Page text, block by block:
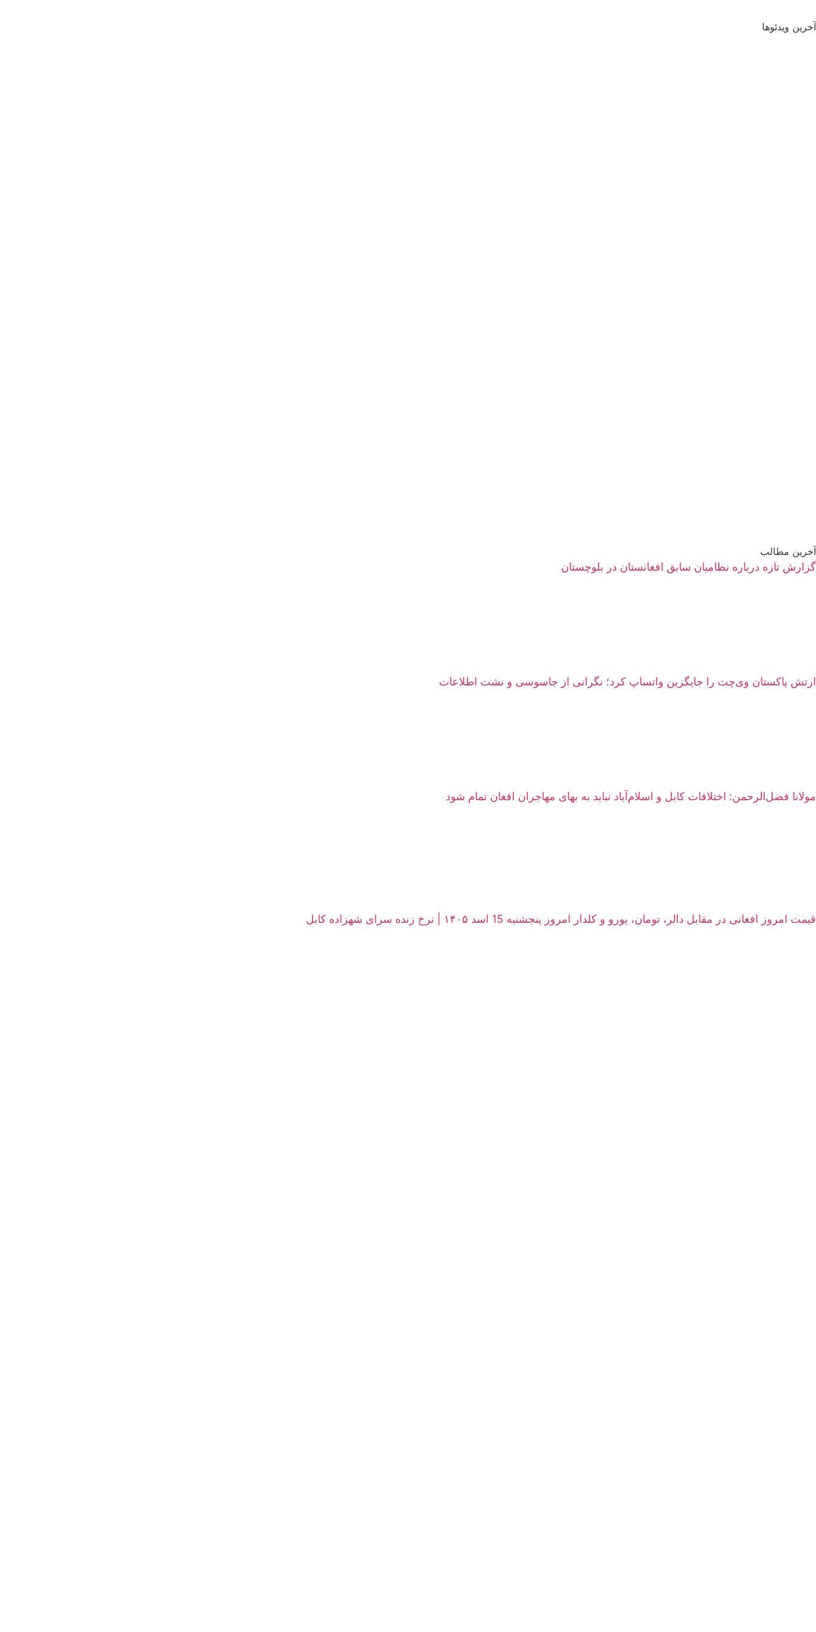
آخرین ویدئوها
آخرین مطالب
گزارش تازه درباره نظامیان سابق افغانستان در بلوچستان
ارتش پاکستان وی‌چت را جایگزین واتساپ کرد؛ نگرانی از جاسوسی و نشت اطلاعات
مولانا فضل‌الرحمن: اختلافات کابل و اسلام‌آباد نباید به بهای مهاجران افغان تمام شود
قیمت امروز افغانی در مقابل دالر، تومان، یورو و کلدار امروز پنجشنبه 15 اسد ۱۴۰۵ | نرخ زنده سرای شهزاده کابل